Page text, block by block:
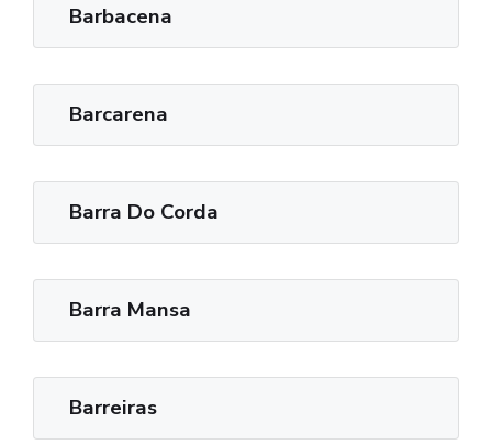
Barbacena
Barcarena
Barra Do Corda
Barra Mansa
Barreiras